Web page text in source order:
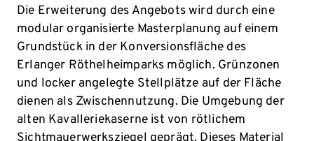
Die Erweiterung des Angebots wird durch eine
modular organisierte Masterplanung auf einem
Grundstück in der Konversionsfläche des
Erlanger Röthelheimparks möglich. Grünzonen
und locker angelegte Stellplätze auf der Fläche
dienen als Zwischennutzung. Die Umgebung der
alten Kavalleriekaserne ist von rötlichem